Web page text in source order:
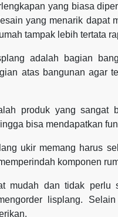
yang biasa
yang menarik dapat
tampak lebih tertata
adalah bagian
atas bangunan agar
produk yang sangat
bisa mendapatkan
ukir memang harus
komponen
mudah dan tidak
lisplang.